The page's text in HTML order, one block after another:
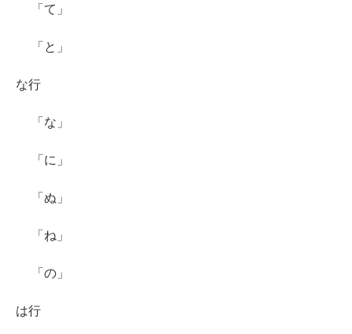
「て」
「と」
な行
「な」
「に」
「ぬ」
「ね」
「の」
は行